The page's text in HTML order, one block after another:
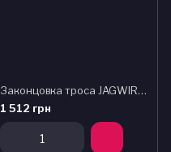
Законцовка троса JAGWIRE BOT117-C7 - диам. 1.8 и тоньше Black (500шт)
1 512 грн